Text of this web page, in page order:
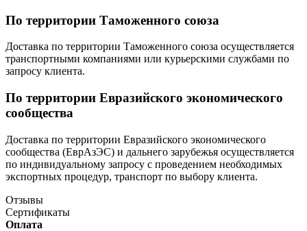
По территории Таможенного союза
Доставка по территории Таможенного союза осуществляется
транспортными компаниями или курьерскими службами по
запросу клиента.
По территории Евразийского экономического
сообщества
Доставка по территории Евразийского экономического
сообщества (ЕврАзЭС) и дальнего зарубежья осуществляется
по индивидуальному запросу с проведением необходимых
экспортных процедур, транспорт по выбору клиента.
Отзывы
Сертификаты
Оплата